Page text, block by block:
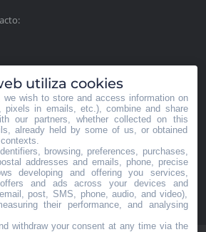
utiliza cookies
, we wish to store and access information on
pixels in emails, etc.), combine and share
our partners, whether collected on this
already held by some of us, or obtained
browsing, preferences, purchases,
addresses and emails, phone, precise
developing and offering you services,
and ads across your devices and
post, SMS, phone, audio, and video),
their performance, and analysing
withdraw your consent at any time via the